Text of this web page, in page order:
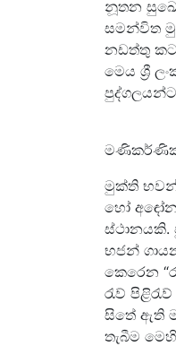
නූතන
සමන්විත
නඩත්තු
මෙය ශ්‍රී
මුක්ති
හෝ
භජන්
කෙරෙන
රැව්
සිතේ ඇති
තැබීම